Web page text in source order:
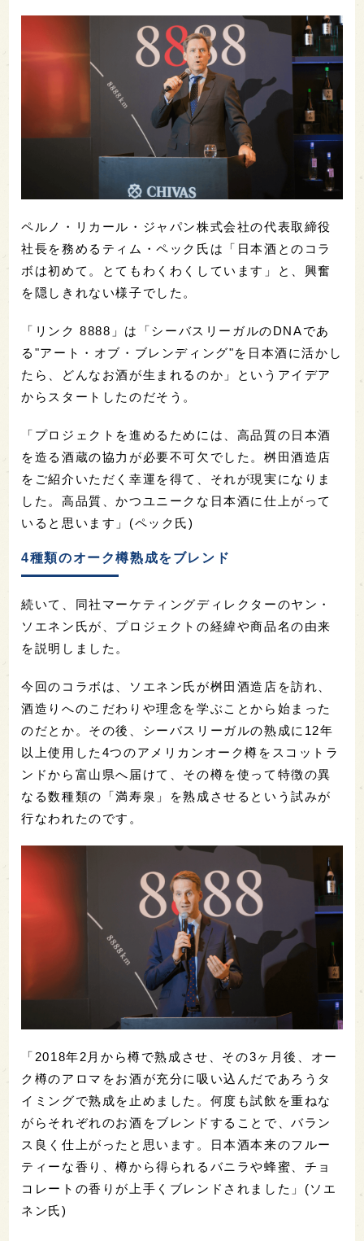
ペルノ・リカール・ジャパン株式会社の代表取締役
社長を務めるティム・ペック氏は「日本酒とのコラ
ボは初めて。とてもわくわくしています」と、興奮
を隠しきれない様子でした。
「リンク 8888」は「シーバスリーガルのDNAであ
る"アート・オブ・ブレンディング"を日本酒に活かし
たら、どんなお酒が生まれるのか」というアイデア
からスタートしたのだそう。
「プロジェクトを進めるためには、高品質の日本酒
を造る酒蔵の協力が必要不可欠でした。桝田酒造店
をご紹介いただく幸運を得て、それが現実になりま
した。高品質、かつユニークな日本酒に仕上がって
いると思います」(ペック氏)
4種類のオーク樽熟成をブレンド
続いて、同社マーケティングディレクターのヤン・
ソエネン氏が、プロジェクトの経緯や商品名の由来
を説明しました。
今回のコラボは、ソエネン氏が桝田酒造店を訪れ、
酒造りへのこだわりや理念を学ぶことから始まった
のだとか。その後、シーバスリーガルの熟成に12年
以上使用した4つのアメリカンオーク樽をスコットラ
ンドから富山県へ届けて、その樽を使って特徴の異
なる数種類の「満寿泉」を熟成させるという試みが
行なわれたのです。
「2018年2月から樽で熟成させ、その3ヶ月後、オー
ク樽のアロマをお酒が充分に吸い込んだであろうタ
イミングで熟成を止めました。何度も試飲を重ねな
がらそれぞれのお酒をブレンドすることで、バラン
ス良く仕上がったと思います。日本酒本来のフルー
ティーな香り、樽から得られるバニラや蜂蜜、チョ
コレートの香りが上手くブレンドされました」(ソエ
ネン氏)